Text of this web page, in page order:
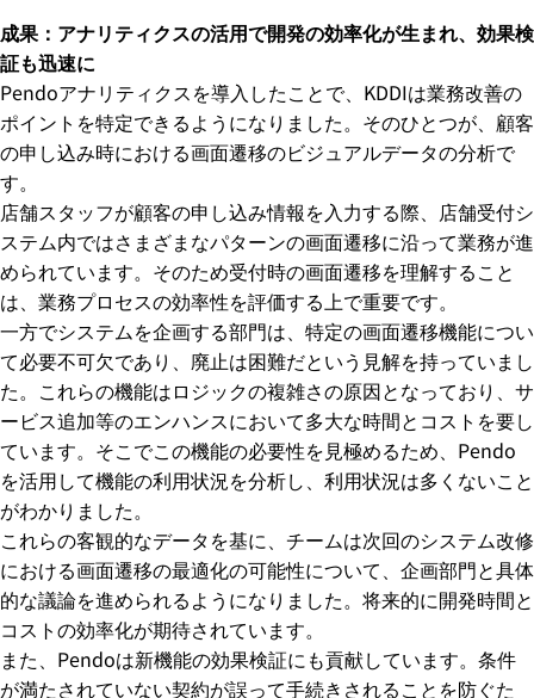
成果：アナリティクスの活用で開発の効率化が生まれ、効果検
証も迅速に
Pendoアナリティクスを導入したことで、KDDIは業務改善の
ポイントを特定できるようになりました。そのひとつが、顧客
の申し込み時における画面遷移のビジュアルデータの分析で
す。
店舗スタッフが顧客の申し込み情報を入力する際、店舗受付シ
ステム内ではさまざまなパターンの画面遷移に沿って業務が進
められています。そのため受付時の画面遷移を理解すること
は、業務プロセスの効率性を評価する上で重要です。
一方でシステムを企画する部門は、特定の画面遷移機能につい
て必要不可欠であり、廃止は困難だという見解を持っていまし
た。これらの機能はロジックの複雑さの原因となっており、サ
ービス追加等のエンハンスにおいて多大な時間とコストを要し
ています。そこでこの機能の必要性を見極めるため、Pendo
を活用して機能の利用状況を分析し、利用状況は多くないこと
がわかりました。
これらの客観的なデータを基に、チームは次回のシステム改修
における画面遷移の最適化の可能性について、企画部門と具体
的な議論を進められるようになりました。将来的に開発時間と
コストの効率化が期待されています。
また、Pendoは新機能の効果検証にも貢献しています。条件
が満たされていない契約が誤って手続きされることを防ぐた